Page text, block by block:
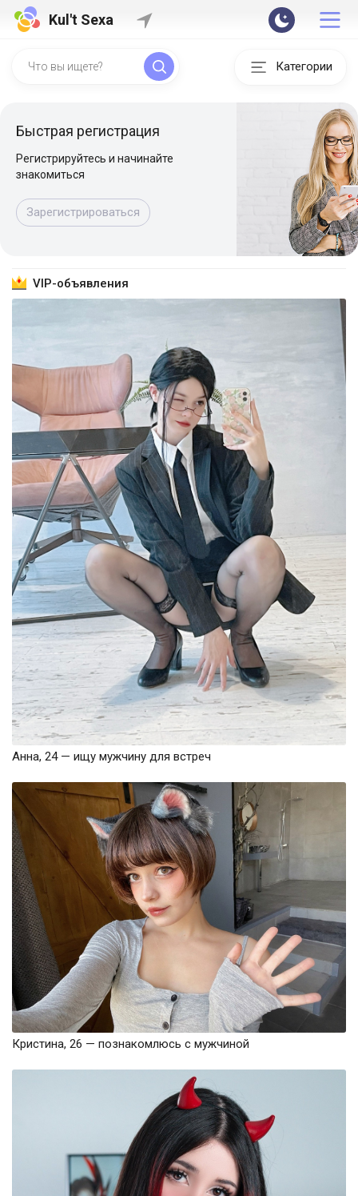
Kul't Sexa
Категории
Быстрая регистрация
Регистрируйтесь и начинайте
знакомиться
Зарегистрироваться
VIP-объявления
Анна, 24 — ищу мужчину для встреч
Кристина, 26 — познакомлюсь с мужчиной